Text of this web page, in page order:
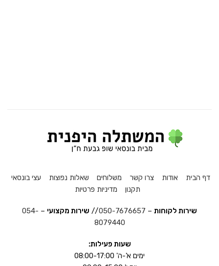
דף הבית אודות צרו קשר משלוחים שאלות נפוצות
עצי בונסאי
תקנון
מדיניות פרטיות
שירות לקוחות –
050-7676657
// שירות מקצועי –
054-
8079440
שעות פעילות:
ימים א'-ה' 08:00-17:00